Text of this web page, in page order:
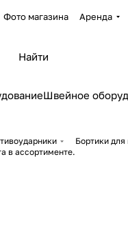
Фото магазина Аренда
Швейное
Бортики
в ассортименте.